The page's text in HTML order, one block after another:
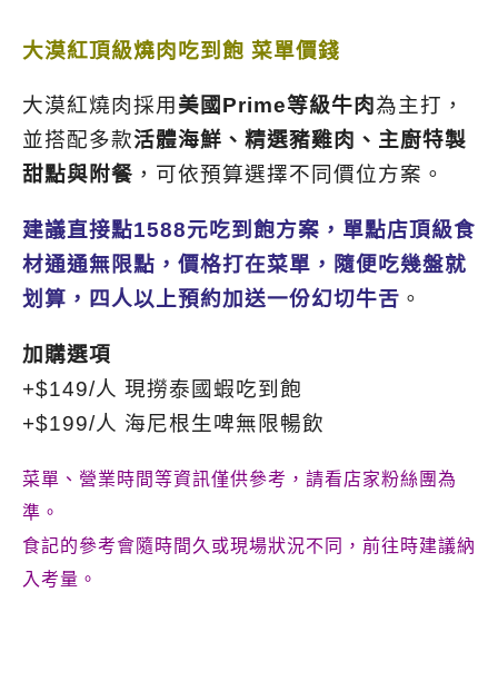
大漠紅頂級燒肉吃到飽 菜單價錢
大漠紅燒肉採用美國Prime等級牛肉為主打，
並搭配多款活體海鮮、精選豬雞肉、主廚特製
甜點與附餐 ，可依預算選擇不同價位方案。
建議直接點1588元吃到飽方案，單點店頂級食
材通通無限點，價格打在菜單，隨便吃幾盤就
划算，四人以上預約加送一份幻切牛舌 。
加購選項
+$149/人 現撈泰國蝦吃到飽
+$199/人 海尼根生啤無限暢飲
菜單、營業時間等資訊僅供參考，請看店家粉絲團為
準。
食記的參考會隨時間久或現場狀況不同，前往時建議納
入考量。